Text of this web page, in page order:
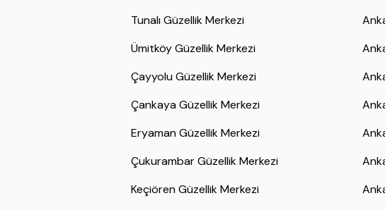
Tunalı Güzellik Merkezi
Ümitköy Güzellik Merkezi
Çayyolu Güzellik Merkezi
Çankaya Güzellik Merkezi
Eryaman Güzellik Merkezi
Çukurambar Güzellik Merkezi
Keçiören Güzellik Merkezi